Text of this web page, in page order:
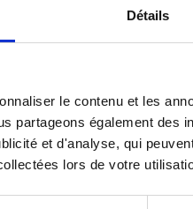
Détails
le contenu et les
partageons également des
et d'analyse, qui
lors de votre